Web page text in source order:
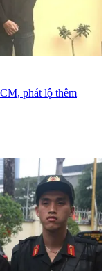
phát lộ thêm